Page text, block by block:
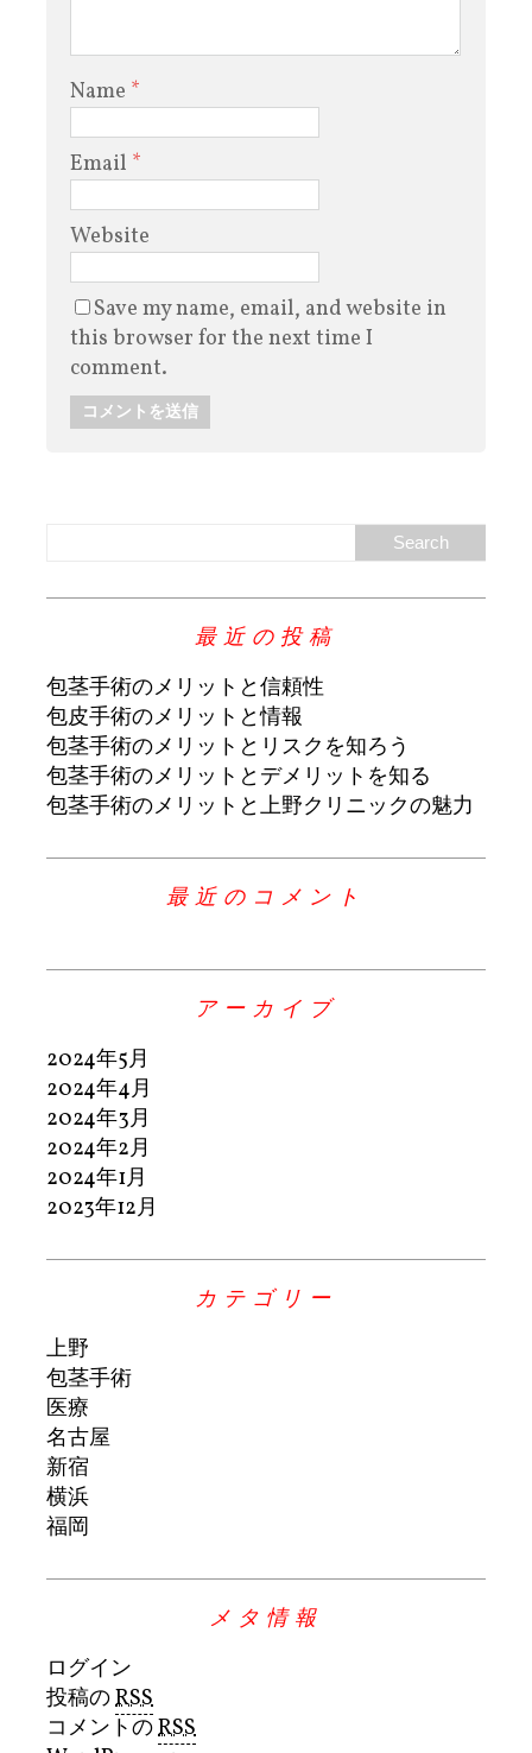
Name *
Email *
Website
Save my name, email, and website in
this browser for the next time I
comment.
最近の投稿
包茎手術のメリットと信頼性
包皮手術のメリットと情報
包茎手術のメリットとリスクを知ろう
包茎手術のメリットとデメリットを知る
包茎手術のメリットと上野クリニックの魅力
最近のコメント
アーカイブ
2024年5月
2024年4月
2024年3月
2024年2月
2024年1月
2023年12月
カテゴリー
上野
包茎手術
医療
名古屋
新宿
横浜
福岡
メタ情報
ログイン
投稿のRSS
コメントのRSS